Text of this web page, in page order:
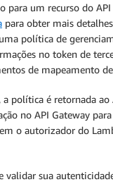
um recurso do
para obter mais
política de
no token de
de mapeamento
é retornada
no API Gateway
o autorizador do
sua